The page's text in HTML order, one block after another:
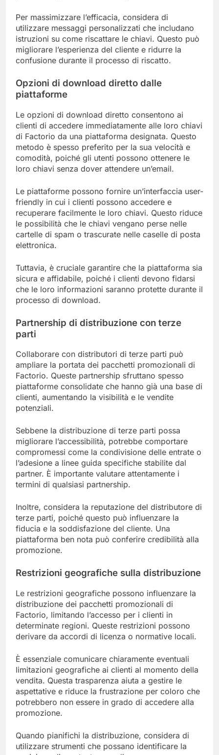
Per massimizzare l’efficacia, considera di
utilizzare messaggi personalizzati che includano
istruzioni su come riscattare le chiavi. Questo può
migliorare l’esperienza del cliente e ridurre la
confusione durante il processo di riscatto.
Opzioni di download diretto dalle
piattaforme
Le opzioni di download diretto consentono ai
clienti di accedere immediatamente alle loro chiavi
di Factorio da una piattaforma designata. Questo
metodo è spesso preferito per la sua velocità e
comodità, poiché gli utenti possono ottenere le
loro chiavi senza dover attendere un’email.
Le piattaforme possono fornire un’interfaccia user-
friendly in cui i clienti possono accedere e
recuperare facilmente le loro chiavi. Questo riduce
le possibilità che le chiavi vengano perse nelle
cartelle di spam o trascurate nelle caselle di posta
elettronica.
Tuttavia, è cruciale garantire che la piattaforma sia
sicura e affidabile, poiché i clienti devono fidarsi
che le loro informazioni saranno protette durante il
processo di download.
Partnership di distribuzione con terze
parti
Collaborare con distributori di terze parti può
ampliare la portata dei pacchetti promozionali di
Factorio. Queste partnership sfruttano spesso
piattaforme consolidate che hanno già una base di
clienti, aumentando la visibilità e le vendite
potenziali.
Sebbene la distribuzione di terze parti possa
migliorare l’accessibilità, potrebbe comportare
compromessi come la condivisione delle entrate o
l’adesione a linee guida specifiche stabilite dal
partner. È importante valutare attentamente i
termini di qualsiasi partnership.
Inoltre, considera la reputazione del distributore di
terze parti, poiché questo può influenzare la
fiducia e la soddisfazione del cliente. Una
piattaforma ben nota può conferire credibilità alla
promozione.
Restrizioni geografiche sulla distribuzione
Le restrizioni geografiche possono influenzare la
distribuzione dei pacchetti promozionali di
Factorio, limitando l’accesso per i clienti in
determinate regioni. Queste restrizioni possono
derivare da accordi di licenza o normative locali.
È essenziale comunicare chiaramente eventuali
limitazioni geografiche ai clienti al momento della
vendita. Questa trasparenza aiuta a gestire le
aspettative e riduce la frustrazione per coloro che
potrebbero non essere in grado di accedere alla
promozione.
Quando pianifichi la distribuzione, considera di
utilizzare strumenti che possano identificare la